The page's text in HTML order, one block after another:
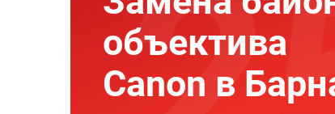
объектива
Canon в